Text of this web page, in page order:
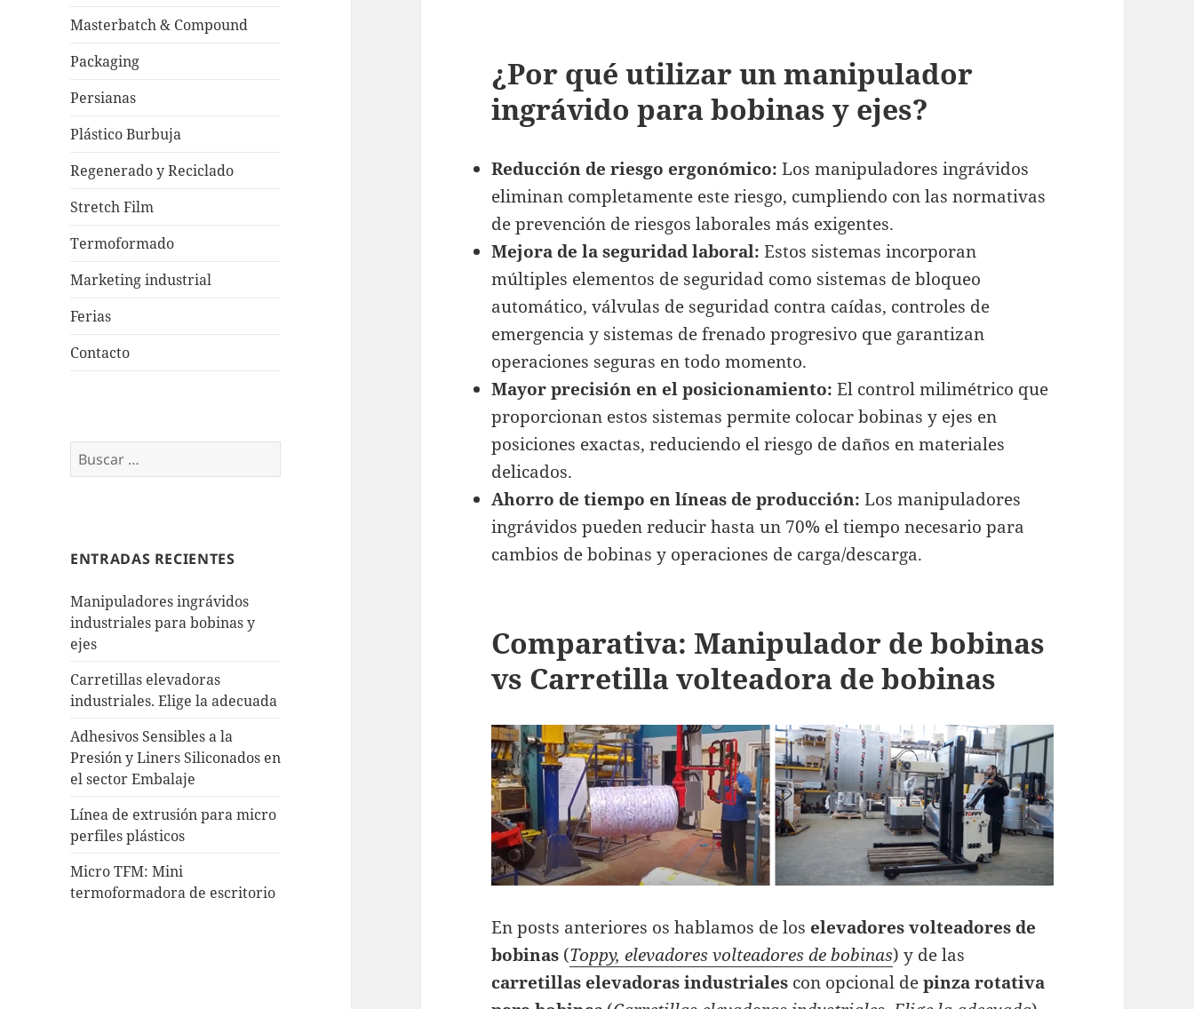
Masterbatch & Compound
Packaging
Persianas
Plástico Burbuja
Regenerado y Reciclado
Stretch Film
Termoformado
Marketing industrial
Ferias
Contacto
Buscar:
ENTRADAS RECIENTES
Manipuladores ingrávidos
industriales para bobinas y
ejes
Carretillas elevadoras
industriales. Elige la adecuada
Adhesivos Sensibles a la
Presión y Liners Siliconados en
el sector Embalaje
Línea de extrusión para micro
perfiles plásticos
Micro TFM: Mini
termoformadora de escritorio
¿Por qué utilizar un manipulador
ingrávido para bobinas y ejes?
Reducción de riesgo ergonómico: Los manipuladores ingrávidos
eliminan completamente este riesgo, cumpliendo con las normativas
de prevención de riesgos laborales más exigentes.
Mejora de la seguridad laboral: Estos sistemas incorporan
múltiples elementos de seguridad como sistemas de bloqueo
automático, válvulas de seguridad contra caídas, controles de
emergencia y sistemas de frenado progresivo que garantizan
operaciones seguras en todo momento.
Mayor precisión en el posicionamiento: El control milimétrico que
proporcionan estos sistemas permite colocar bobinas y ejes en
posiciones exactas, reduciendo el riesgo de daños en materiales
delicados.
Ahorro de tiempo en líneas de producción: Los manipuladores
ingrávidos pueden reducir hasta un 70% el tiempo necesario para
cambios de bobinas y operaciones de carga/descarga.
Comparativa: Manipulador de bobinas
vs Carretilla volteadora de bobinas
En posts anteriores os hablamos de los elevadores volteadores de
bobinas (Toppy, elevadores volteadores de bobinas) y de las
carretillas elevadoras industriales con opcional depinza rotativa